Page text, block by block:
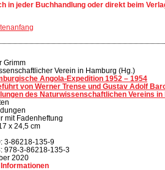
in jeder Buchhandlung oder direkt beim
Grimm
Verein in Hamburg (Hg.)
Angola-Expedition 1952 – 1954
von Werner Trense und Gustav Adolf
des Naturwissenschaftlichen Vereins in
mit Fadenheftung
x 24,5 cm
3-86218-135-9
978-3-86218-135-3
2020